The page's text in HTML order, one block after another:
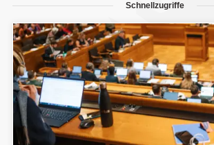
Schnellzugriffe